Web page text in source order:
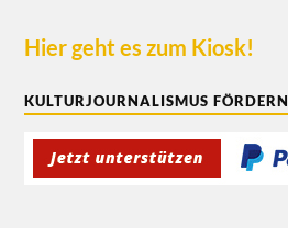
Hier geht es zum Kiosk!
KULTURJOURNALISMUS FÖRDERN